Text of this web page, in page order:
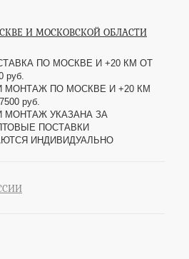
И МОСКОВСКОЙ ОБЛАСТИ
ПО МОСКВЕ И +20 КМ ОТ
руб.
МОНТАЖ ПО МОСКВЕ И +20 КМ
7500 руб.
МОНТАЖ УКАЗАНА ЗА
ПОСТАВКИ
ИНДИВИДУАЛЬНО